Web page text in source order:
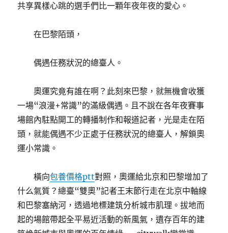
共享異樣心跳的選手們比一顆年夜年夜的愛心。
在巴黎陌頭，
偶遇任務狀況的總臺人。
奧運究竟有誰在啊？此刻來巴黎，就無機會收獲
一場“浪漫+常識”的滿級偶遇。且不說在各年夜賽事
場館內駐點開工的轉播制作和報道記者，光是走在陌
頭，就能偶遇不少正處于任務狀況的總臺人，解鎖奧
運小常識。
橫向包養價格ptt對照，奧運給北京和巴黎增加了
什么氣質？總臺“雙奧”記者王末節行走在北京中軸線
和巴黎塞納河，透過地標建筑分析城市肌理。拔地而
起的場館帶起全平易近活動的新風氣，遺存百年的建